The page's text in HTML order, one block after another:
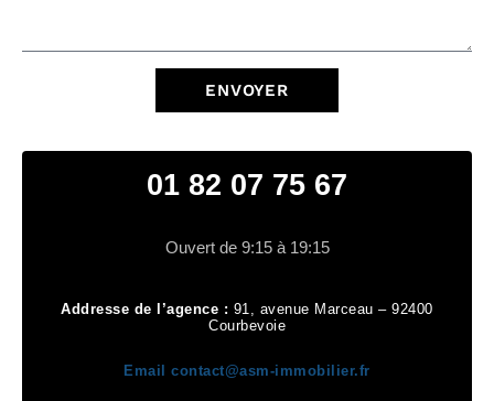
ENVOYER
01 82 07 75 67
Ouvert de 9:15 à 19:15
Addresse de l’agence : 91, avenue Marceau – 92400
Courbevoie
Emailcontact@asm-immobilier.fr